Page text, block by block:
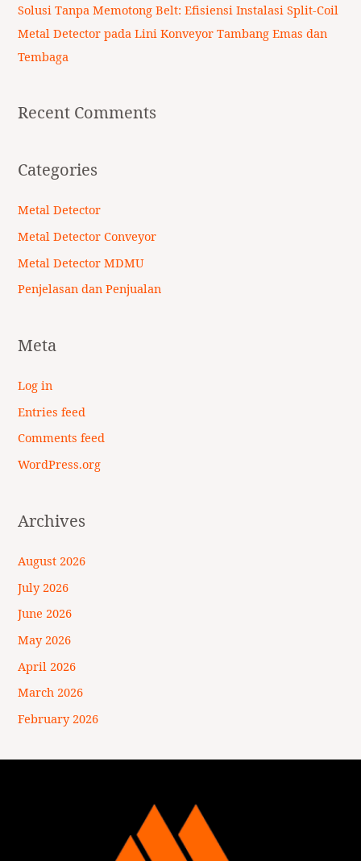
Solusi Tanpa Memotong Belt: Efisiensi Instalasi Split-Coil
Metal Detector pada Lini Konveyor Tambang Emas dan
Tembaga
Recent Comments
Categories
Metal Detector
Metal Detector Conveyor
Metal Detector MDMU
Penjelasan dan Penjualan
Meta
Log in
Entries feed
Comments feed
WordPress.org
Archives
August 2026
July 2026
June 2026
May 2026
April 2026
March 2026
February 2026